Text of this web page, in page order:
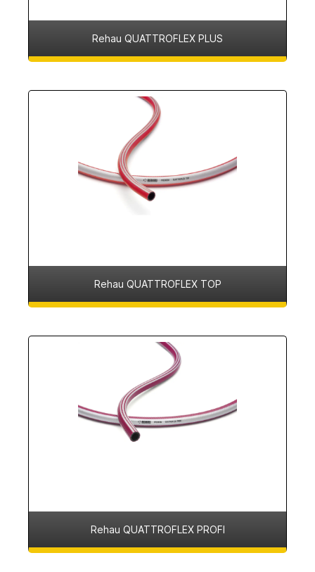
Rehau QUATTROFLEX PLUS
Rehau QUATTROFLEX TOP
Rehau QUATTROFLEX PROFI